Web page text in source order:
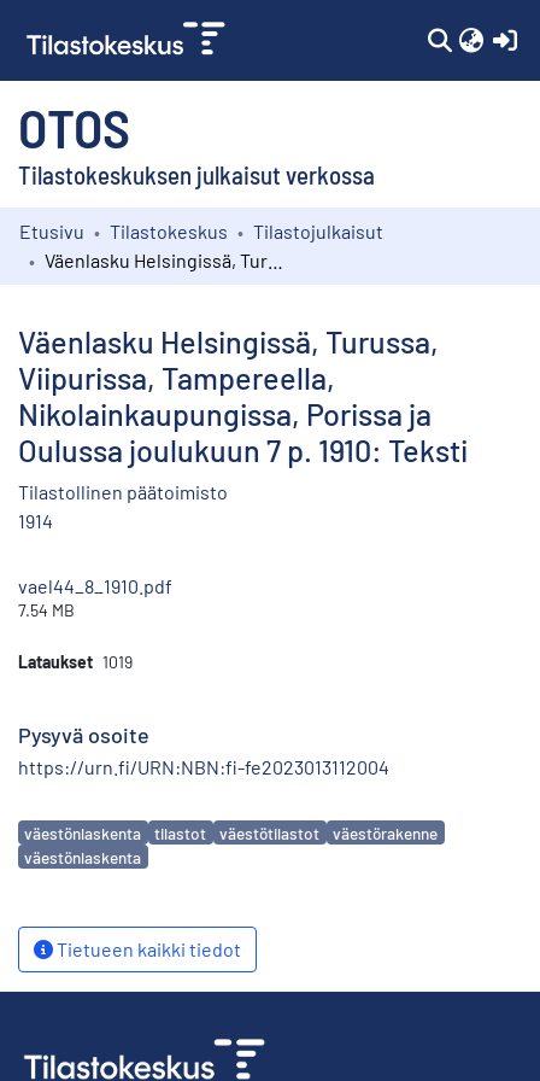
OTOS
Tilastokeskuksen julkaisut verkossa
Kokoelmat
Etusivu Tilastokeskus
Tilastojulkaisut
Väenlasku Helsingissä, Turussa,
Viipurissa, Tampereella,
Nikolainkaupungissa, Porissa ja
Oulussa joulukuun 7 p. 1910: Teksti
Tilastollinen päätoimisto
1914
vael44_8_1910.pdf
7.54 MB
Lataukset 1019
Pysyvä osoite
https://urn.fi/URN:NBN:fi-fe2023013112004
Avainsanat
väestönlaskenta tilastot väestötilastot
väestörakenne
väestönlaskenta
Tietueen kaikki tiedot